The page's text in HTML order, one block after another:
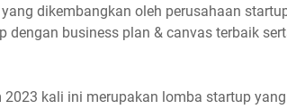
dikembangkan oleh perusahaan
dengan business plan & canvas terbaik
kali ini merupakan lomba startup